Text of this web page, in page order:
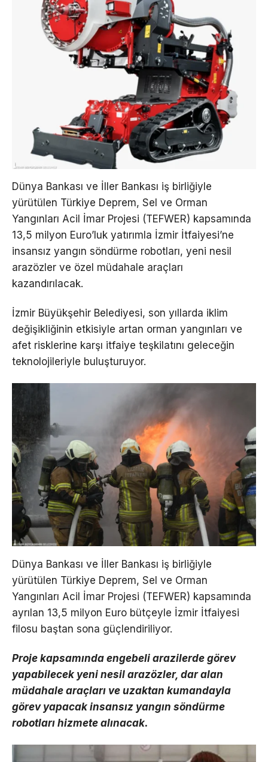
Dünya Bankası ve İller Bankası iş birliğiyle
yürütülen Türkiye Deprem, Sel ve Orman
Yangınları Acil İmar Projesi (TEFWER) kapsamında
13,5 milyon Euro’luk yatırımla İzmir İtfaiyesi’ne
insansız yangın söndürme robotları, yeni nesil
arazözler ve özel müdahale araçları
kazandırılacak.
İzmir Büyükşehir Belediyesi, son yıllarda iklim
değişikliğinin etkisiyle artan orman yangınları ve
afet risklerine karşı itfaiye teşkilatını geleceğin
teknolojileriyle buluşturuyor.
Dünya Bankası ve İller Bankası iş birliğiyle
yürütülen Türkiye Deprem, Sel ve Orman
Yangınları Acil İmar Projesi (TEFWER) kapsamında
ayrılan 13,5 milyon Euro bütçeyle İzmir İtfaiyesi
filosu baştan sona güçlendiriliyor.
Proje kapsamında engebeli arazilerde görev
yapabilecek yeni nesil arazözler, dar alan
müdahale araçları ve uzaktan kumandayla
görev yapacak insansız yangın söndürme
robotları hizmete alınacak.